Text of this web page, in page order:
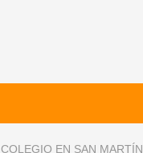
EN SAN MARTÍN